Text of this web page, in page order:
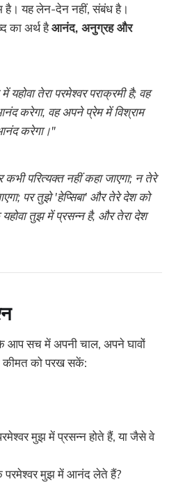
है। यह लेन-देन नहीं, संबंध है।
का अर्थ हैआनंद, अनुग्रह और
यहोवा तेरा परमेश्वर पराक्रमी है; वह
करेगा, वह अपने प्रेम में विश्राम
करेगा।"
परित्यक्त नहीं कहा जाएगा; न तेरे
पर तुझे 'हेप्सिबा' और तेरे देश को
यहोवा तुझ में प्रसन्न है, और तेरा देश
आप सच में अपनी चाल, अपने घावों
कीमत को परख सकें:
मुझ में प्रसन्न होते हैं, या जैसे वे
परमेश्वर मुझ में आनंद लेते हैं?